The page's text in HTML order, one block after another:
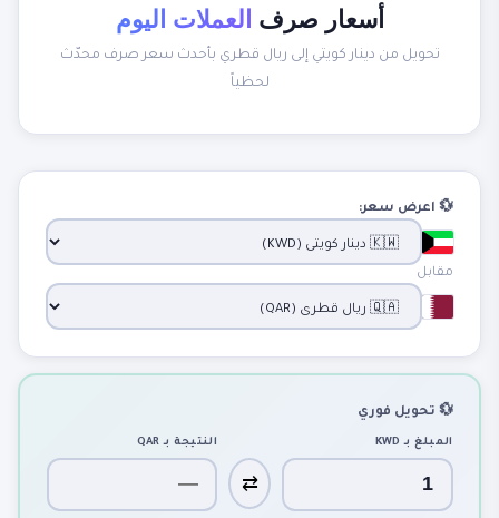
أسعار صرف العملات اليوم
تحويل من دينار كويتي إلى ريال قطري بأحدث سعر صرف محدّث
لحظياً
💱 اعرض سعر:
مقابل
💱 تحويل فوري
المبلغ بـ KWD
⇄
النتيجة بـ QAR